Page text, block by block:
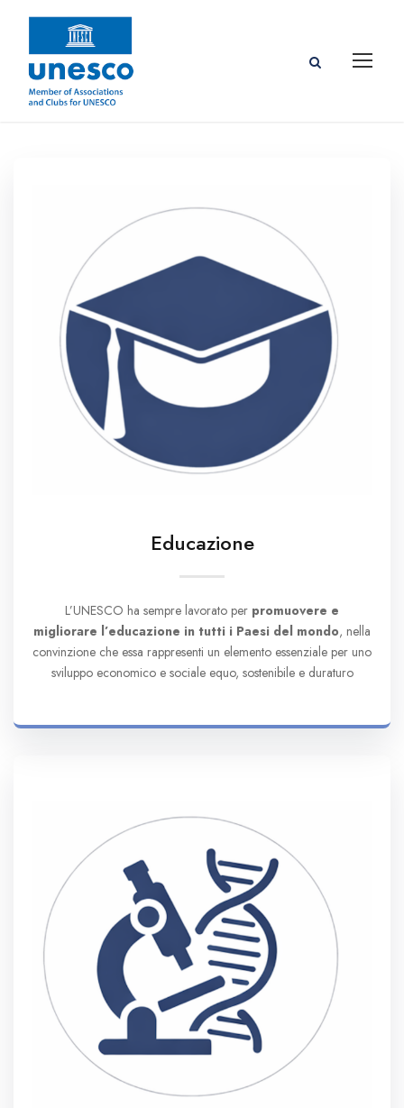
Educazione
L’UNESCO ha sempre lavorato per promuovere e
migliorare l’educazione in tutti i Paesi del mondo, nella
convinzione che essa rappresenti un elemento essenziale per uno
sviluppo economico e sociale equo, sostenibile e duraturo